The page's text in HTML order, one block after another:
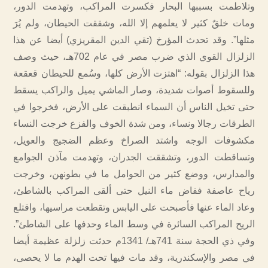
وتلاطمت بسببها البحار فكسرت المراكب، وتهدمت الدور،
ومات خلقٌ كثير لا يعلمهم إلا الله، وشققت الحيطان، ولم يُرَ
مثلها”. وقد تحدث المؤرخ (تقي الدين المقريزي) أيضا عن هذا
الزلزال القوي الذي ضرب مصر في عام 702هـ، حيث وصف
هذا الزلزال بقوله: “اهتزت الأرض كلها، وسُمع للحيطان قعقعة
وللسقوط أصوات شديدة، وصار الماشي يميل والراكب يسقط
حتى تخيل الناس أن السماء انطبقت على الأرض، فخرجوا في
الطرقات رجالا ونساء، ومن شدة الخوف والفزع خرجت النساء
مكشوفات الوجه واشتد الصراخ وعظم الضجيج والعويل،
وتساقطت الدور، وتشققت الجدران، وتهدمت مآذن الجوامع
والمدارس، ووضع كثير من الحوامل ما في بطونهن، وخرجت
رياح عاصفة ففاض ماء النيل حتى ألقى المراكب بالشاطئ،
وعاد الماء عنها فأصبحت على اليابس وتقطعت مراسيها، واقتلع
الريح المراكب السائرة في وسط الماء وحدفها على الشاطئ”.
وفي ذي الحجة سنة 741هـ/ 1341م حدثت زلزلة عظيمة أيضا
في مصر والإسكندرية، وقد مات فيها تحت الهدم ما لا يحصى،